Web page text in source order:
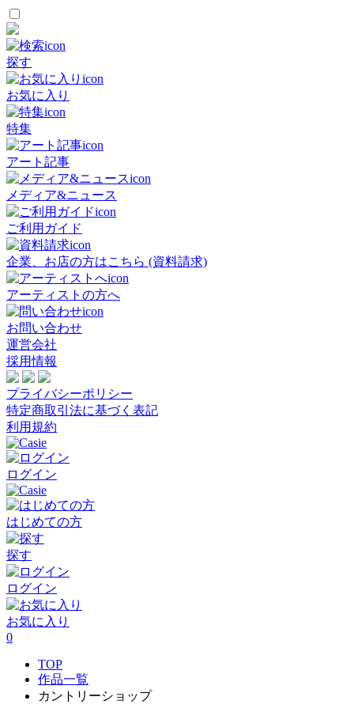
探す
お気に入り
特集
アート記事
メディア&ニュース
ご利用ガイド
企業、お店の方はこちら (資料請求)
アーティストの方へ
お問い合わせ
運営会社
採用情報
プライバシーポリシー
特定商取引法に基づく表記
利用規約
ログイン
はじめての方
探す
ログイン
お気に入り
0
TOP
作品一覧
カントリーショップ